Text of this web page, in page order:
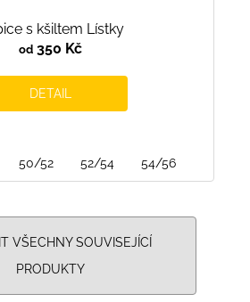
s kšiltem Lístky
od350 Kč
DETAIL
50/52 52/54 54/56
VŠECHNY SOUVISEJÍCÍ
PRODUKTY